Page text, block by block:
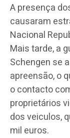
A presença
causaram
Nacional
Mais tarde, a
Schengen se
apreensão, o
o contacto
proprietários
dos veiculos,
mil euros.